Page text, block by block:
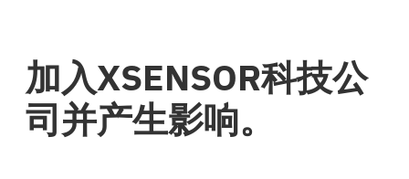
加入XSENSOR科技公
司并产生影响。